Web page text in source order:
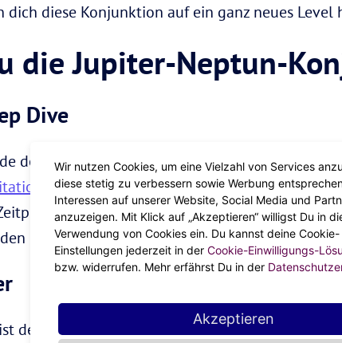
dich diese Konjunktion auf ein ganz neues Level
die Jupiter-Neptun-
Dive
des Jupiters auf den Mystiker Neptun trifft,
, einen neuen Zuwachs für deine
deinem spirituellen Wissen einen Push
noch besseren Zugang zu allem, was hinter
dein Kopf voller kreativen Ideen – und die
Wir nutzen Cookies, um eine Vielzahl von Services
diese stetig zu verbessern sowie Werbung
Interessen auf unserer Website, Social Media und
anzuzeigen. Mit Klick auf „Akzeptieren“ willigst Du in
Verwendung von Cookies ein. Du kannst deine Cookie-
Einstellungen jederzeit in der Cookie-Einwilligungs-
bzw. widerrufen. Mehr erfährst Du in der
Akzeptieren